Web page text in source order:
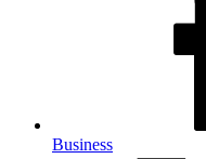
Business